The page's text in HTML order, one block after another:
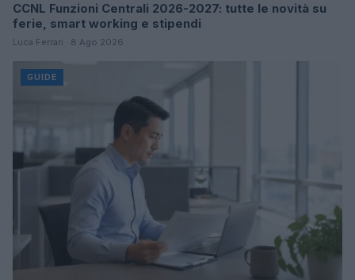
CCNL Funzioni Centrali 2026-2027: tutte le novità su
ferie, smart working e stipendi
Luca Ferrari · 8 Ago 2026
GUIDE